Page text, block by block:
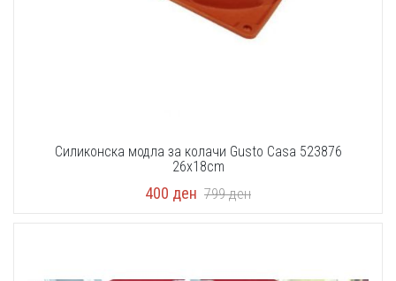
Силиконска модла за колачи Gusto Casa 523876
26x18cm
400 ден 799ден